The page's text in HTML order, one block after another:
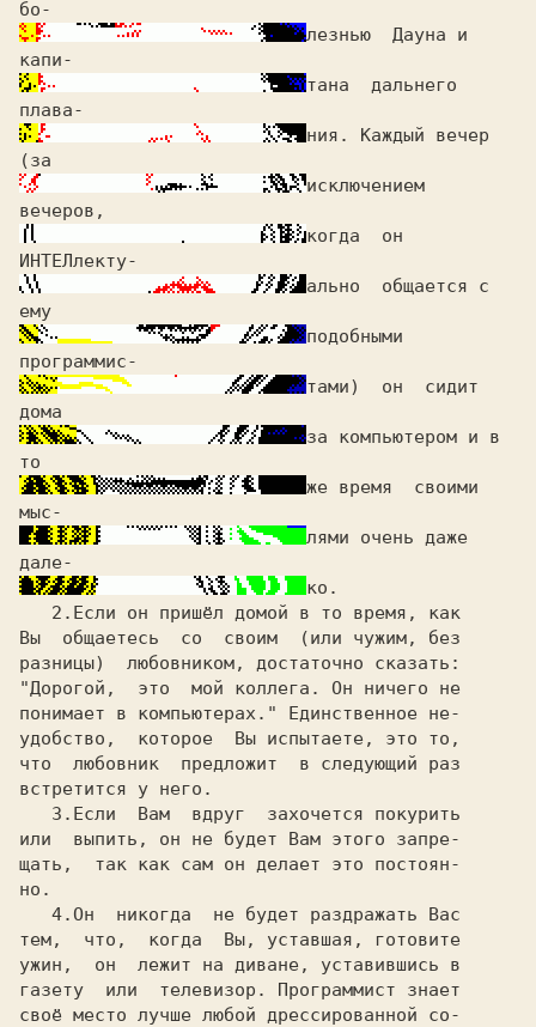
лезнью  Дауна и
тана  дальнего
ния. Каждый вечер
исключением
когда  он
ально  общается с
подобными
тами)  он  сидит
за компьютером и в
же время  своими
лями очень даже
2 .Если он пришёл домой в то время, как
Вы  общаетесь  со  своим  (или чужим, без
разницы)  любовником, достаточно сказать:
"Дорогой,  это  мой коллега. Он ничего не
понимает в компьютерах." Единственное не-
удобство,  которое  Вы испытаете, это то,
что  любовник  предложит  в следующий раз
встретится у него.
3
или  выпить, он не будет Вам этого запре-
щать,  так как сам он делает это постоян-
но.
4.Он  никогда  не будет раздражать Вас
тем,  что,  когда  Вы, уставшая, готовите
ужин,  он  лежит на диване, уставившись в
газету  или  телевизор. Программист знает
своё место лучше любой дрессированной со-